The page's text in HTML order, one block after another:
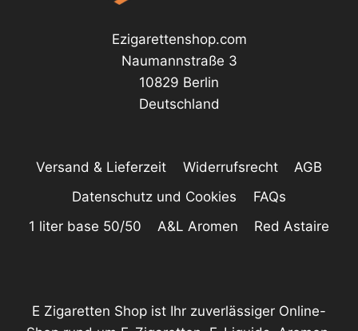
Ezigarettenshop.com
Naumannstraße 3
10829 Berlin
Deutschland
Versand & Lieferzeit Widerrufsrecht
AGB
Datenschutz und Cookies
FAQs
1 liter base 50/50
A&L Aromen Red Astaire
E Zigaretten Shop ist Ihr zuverlässiger Online-